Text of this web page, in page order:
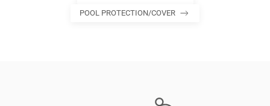
POOL PROTECTION/COVER